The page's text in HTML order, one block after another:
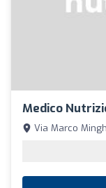
Medico
Via Marco